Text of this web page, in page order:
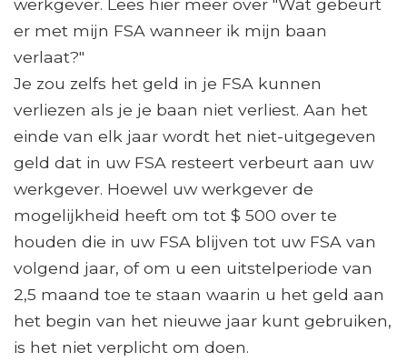
werkgever. Lees hier meer over "Wat gebeurt
er met mijn FSA wanneer ik mijn baan
verlaat?"
Je zou zelfs het geld in je FSA kunnen
verliezen als je je baan niet verliest. Aan het
einde van elk jaar wordt het niet-uitgegeven
geld dat in uw FSA resteert verbeurt aan uw
werkgever. Hoewel uw werkgever de
mogelijkheid heeft om tot $ 500 over te
houden die in uw FSA blijven tot uw FSA van
volgend jaar, of om u een uitstelperiode van
2,5 maand toe te staan ​​waarin u het geld aan
het begin van het nieuwe jaar kunt gebruiken,
is het niet verplicht om doen.